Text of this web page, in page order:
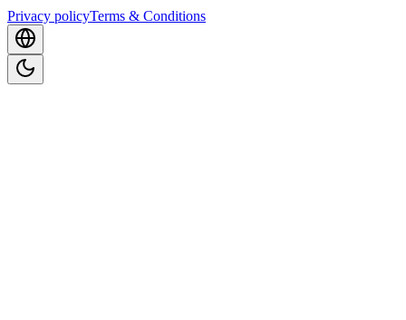
Privacy policyTerms & Conditions